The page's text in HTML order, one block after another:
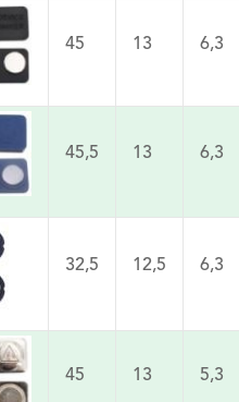
45 13 6,3
45,5 13 6,3
32,5 12,5 6,3
45 13 5,3